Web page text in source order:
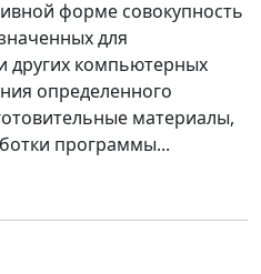
форме совокупность
для
компьютерных
определенного
материалы,
программы...